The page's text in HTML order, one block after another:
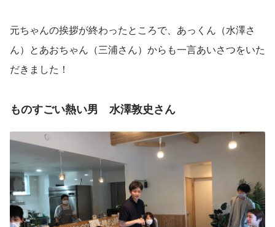
元ちゃんの挨拶が終わったところで、あっくん（水澤さ
ん）とあおちゃん（三浦さん）からも一言あいさつをいた
だきました！
ものすごい熱い男　水澤敦史さん